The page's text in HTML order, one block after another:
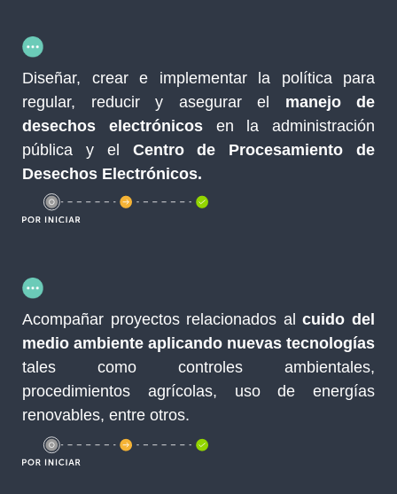
Diseñar, crear e implementar la política para
regular, reducir y asegurar el manejo de
desechos electrónicosen la administración
pública y el Centro de Procesamiento de
Desechos Electrónicos.
Acompañar proyectos relacionados alcuido del
medio ambiente aplicando nuevas tecnologías
tales como controles ambientales,
procedimientos agrícolas, uso de energías
renovables, entre otros.